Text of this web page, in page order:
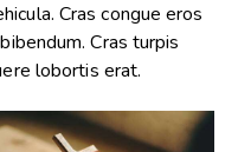
Cras congue eros
Cras turpis
lobortis erat.